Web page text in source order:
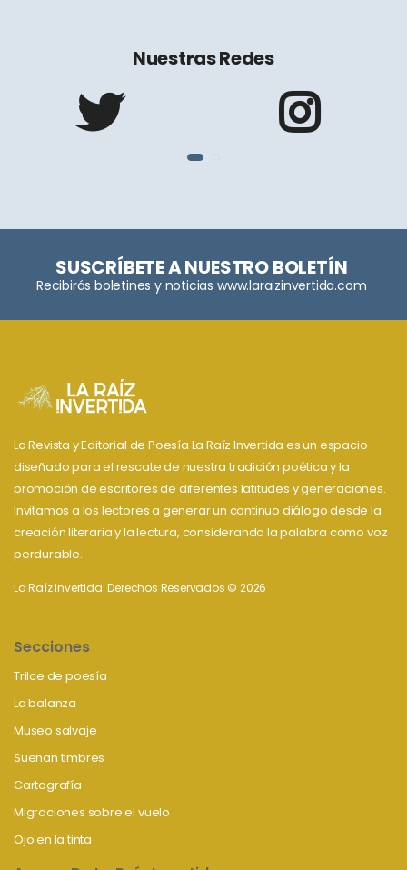
Nuestras Redes
SUSCRÍBETE A NUESTRO BOLETÍN
Recibirás boletines y noticias www.laraizinvertida.com
La Revista y Editorial de Poesía La Raíz Invertida es un espacio
diseñado para el rescate de nuestra tradición poética y la
promoción de escritores de diferentes latitudes y generaciones.
Invitamos a los lectores a generar un continuo diálogo desde la
creación literaria y la lectura, considerando la palabra como voz
perdurable.
La Raíz invertida. Derechos Reservados © 2026
Secciones
Trilce de poesía
La balanza
Museo salvaje
Suenan timbres
Cartografía
Migraciones sobre el vuelo
Ojo en la tinta